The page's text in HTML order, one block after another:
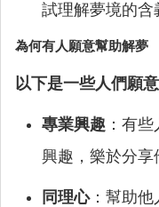
試理解夢境的含
為何有人願意幫助解夢
以下是一些人們願
專業興趣 ：有
興趣，樂於分享
同理心：幫助他